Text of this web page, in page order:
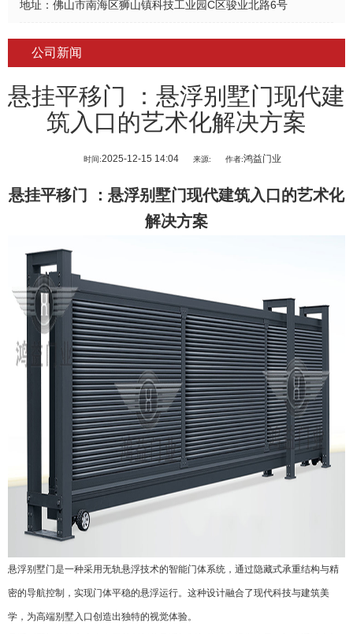
地址： 佛山市南海区狮山镇科技工业园C区骏业北路6号
公司新闻
悬挂平移门 ：悬浮别墅门现代建
筑入口的艺术化解决方案
时间:2025-12-15 14:04 来源: 作者:鸿益门业
悬挂平移门
：悬浮别墅门现代建筑入口的艺术化
解决方案
悬浮别墅门是一种采用无轨悬浮技术的智能门体系统，通过隐藏式承重结构与精
密的导航控制，实现门体平稳的悬浮运行。这种设计融合了现代科技与建筑美
学，为高端别墅入口创造出独特的视觉体验。